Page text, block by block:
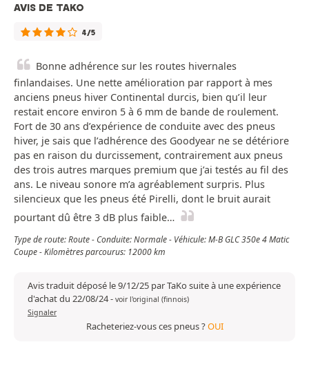
AVIS DE TAKO
4/5
Bonne adhérence sur les routes hivernales
finlandaises. Une nette amélioration par rapport à mes
anciens pneus hiver Continental durcis, bien qu’il leur
restait encore environ 5 à 6 mm de bande de roulement.
Fort de 30 ans d’expérience de conduite avec des pneus
hiver, je sais que l’adhérence des Goodyear ne se détériore
pas en raison du durcissement, contrairement aux pneus
des trois autres marques premium que j’ai testés au fil des
ans. Le niveau sonore m’a agréablement surpris. Plus
silencieux que les pneus été Pirelli, dont le bruit aurait
pourtant dû être 3 dB plus faible…
Type de route: Route - Conduite: Normale - Véhicule: M-B GLC 350e 4 Matic
Coupe - Kilomètres parcourus: 12000 km
Avis traduit déposé le 9/12/25 par TaKo suite à une expérience
d'achat du 22/08/24- voir l'original (finnois)
Signaler
Racheteriez-vous ces pneus ?OUI